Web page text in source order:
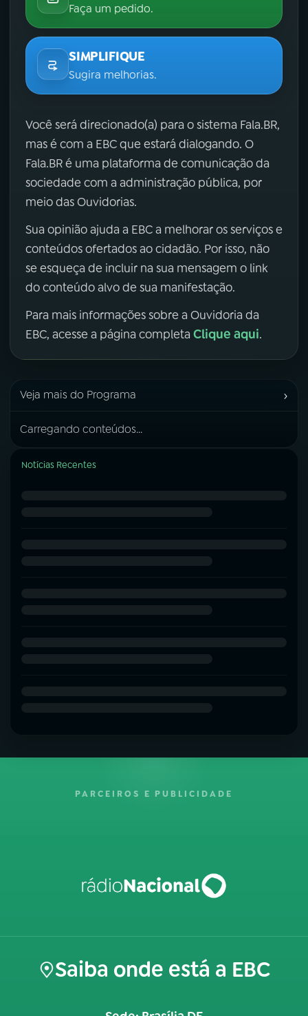
Faça um pedido.
SIMPLIFIQUE
Sugira melhorias.
Você será direcionado(a) para o sistema Fala.BR,
mas é com a EBC que estará dialogando. O
Fala.BR é uma plataforma de comunicação da
sociedade com a administração pública, por
meio das Ouvidorias.
Sua opinião ajuda a EBC a melhorar os serviços e
conteúdos ofertados ao cidadão. Por isso, não
se esqueça de incluir na sua mensagem o link
do conteúdo alvo de sua manifestação.
Para mais informações sobre a Ouvidoria da
EBC, acesse a página completa Clique aqui.
Veja mais do Programa ›
Carregando conteúdos...
Notícias Recentes
PARCEIROS E PUBLICIDADE
Saiba onde está a EBC